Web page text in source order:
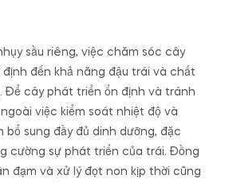
sầu riêng, việc chăm sóc cây
đến khả năng đậu trái và chất
Để cây phát triển ổn định và tránh
việc kiểm soát nhiệt độ và
bổ sung đầy đủ dinh dưỡng, đặc
cường sự phát triển của trái. Đồng
đạm và xử lý đọt non kịp thời cũng